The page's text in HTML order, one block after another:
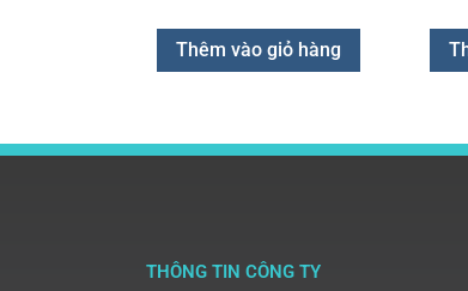
Thêm vào giỏ hàng
THÔNG TIN CÔNG TY